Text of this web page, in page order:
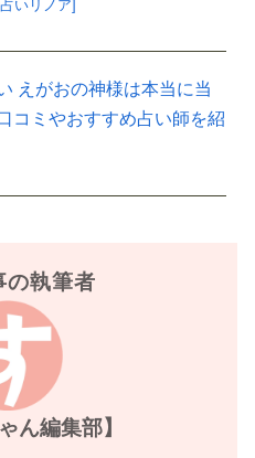
いリノア]
えがおの神様は本当に当
コミやおすすめ占い師を紹
の執筆者
ん編集部】